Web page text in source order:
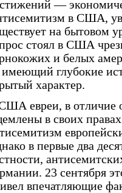
—
в США,
на бытовом
стоял в США
и белых
имеющий глубокие
характер.
евреи, в отличие
в своих
в первые два
23 сентября
впечатляющие